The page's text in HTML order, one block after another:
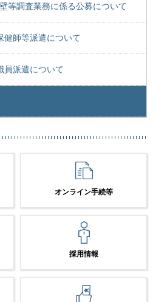
等調査業務に係る公募について
健師等派遣について
員派遣について
オンライン手続等
採用情報